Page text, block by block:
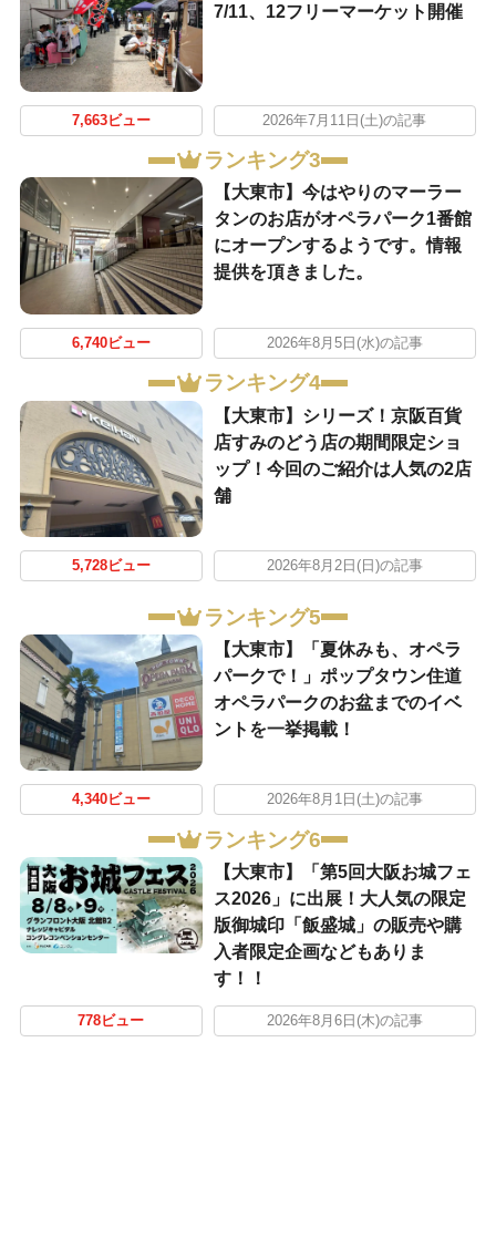
7/11、12フリーマーケット開催
7,663ビュー 2026年7月11日(土)の記事
ランキング3
【大東市】今はやりのマーラー
タンのお店がオペラパーク1番館
にオープンするようです。情報
提供を頂きました。
6,740ビュー 2026年8月5日(水)の記事
ランキング4
【大東市】シリーズ！京阪百貨
店すみのどう店の期間限定ショ
ップ！今回のご紹介は人気の2店
舗
5,728ビュー 2026年8月2日(日)の記事
ランキング5
【大東市】「夏休みも、オペラ
パークで！」ポップタウン住道
オペラパークのお盆までのイベ
ントを一挙掲載！
4,340ビュー 2026年8月1日(土)の記事
ランキング6
【大東市】「第5回大阪お城フェ
ス2026」に出展！大人気の限定
版御城印「飯盛城」の販売や購
入者限定企画などもありま
す！！
778ビュー 2026年8月6日(木)の記事